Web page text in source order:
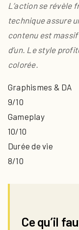
L’action se révèle
technique assure
contenu est
d’un. Le style
colorée.
Graphismes & DA
9/10
Gameplay
10/10
Durée de vie
8/10
Ce qu’il